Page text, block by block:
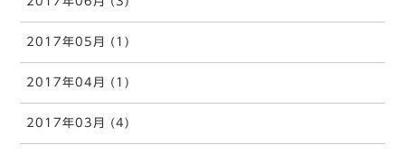
2017年05月 (1)
2017年04月 (1)
2017年03月 (4)